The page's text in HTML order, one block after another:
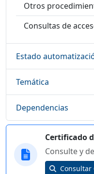
Otros
Consultas de
Estado
Temática
Dependencias
Certificado
Consulte y
Consultar